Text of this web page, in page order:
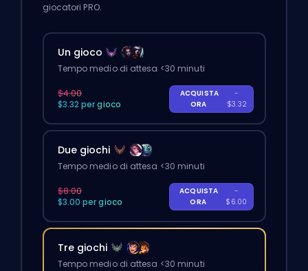
giocatori PRO.
Un gioco
Tempo medio di attesa <30 minuti
$4.00
$3.32 per gioco
ACQUISTA
ORA
-
$3.32
Due giochi
Tempo medio di attesa <30 minuti
$8.00
$3.00 per gioco
ACQUISTA
ORA
-
$6.00
Tre giochi
Tempo medio di attesa <30 minuti